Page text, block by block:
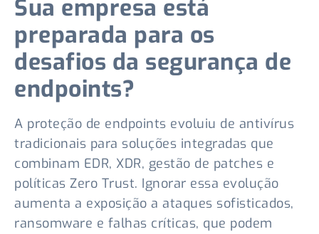
Sua empresa está
preparada para os
desafios da segurança de
endpoints?
A proteção de endpoints evoluiu de antivírus
tradicionais para soluções integradas que
combinam EDR, XDR, gestão de patches e
políticas Zero Trust. Ignorar essa evolução
aumenta a exposição a ataques sofisticados,
ransomware e falhas críticas, que podem